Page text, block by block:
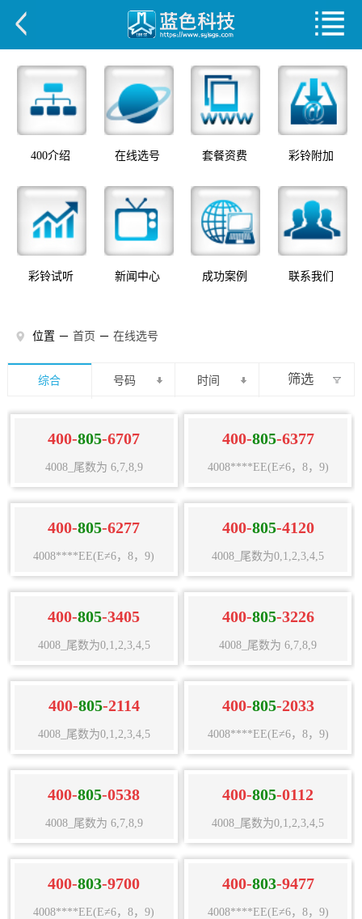
400介绍 在线选号 套餐资费 彩铃附加
彩铃试听 新闻中心 成功案例 联系我们
位置 － 首页 － 在线选号
综合 号码 时间 筛选
400-805-6707
4008_尾数为 6,7,8,9
400-805-6377
4008****EE(E≠6，8，9)
400-805-6277
4008****EE(E≠6，8，9)
400-805-4120
4008_尾数为0,1,2,3,4,5
400-805-3405
4008_尾数为0,1,2,3,4,5
400-805-3226
4008_尾数为 6,7,8,9
400-805-2114
4008_尾数为0,1,2,3,4,5
400-805-2033
4008****EE(E≠6，8，9)
400-805-0538
4008_尾数为 6,7,8,9
400-805-0112
4008_尾数为0,1,2,3,4,5
400-803-9700
4008****EE(E≠6，8，9)
400-803-9477
4008****EE(E≠6，8，9)